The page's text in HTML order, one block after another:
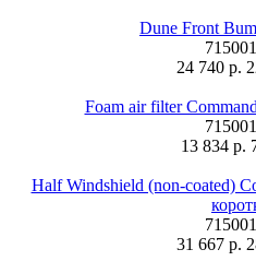
Dune Front
24 740 р.
Foam air filter
13 834 р.
Half Windshield (non-coated)
31 667 р.